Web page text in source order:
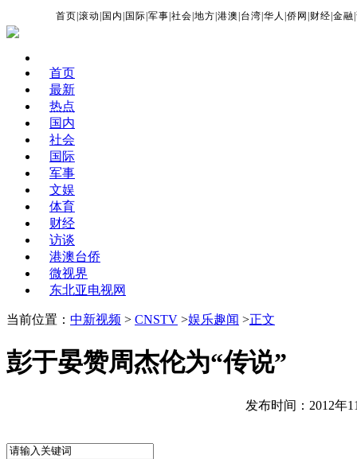
首页 |滚动 国内 国际 |军事 |社会 |地方 |港澳 台湾 |华人 |侨网 财经 |金融 |
首页
最新
热点
国内
社会
国际
军事
文娱
体育
财经
访谈
港澳台侨
微视界
东北亚电视网
当前位置： 中新视频 > CNSTV >娱乐趣闻 >正文
彭于晏赞周杰伦为“传说”
发布时间：2012年